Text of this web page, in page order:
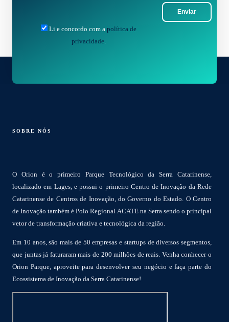
Enviar
Li e concordo com a política de
privacidade.
SOBRE NÓS
O Orion é o primeiro Parque Tecnológico da Serra Catarinense,
localizado em Lages, e possui o primeiro Centro de Inovação da Rede
Catarinense de Centros de Inovação, do Governo do Estado. O Centro
de Inovação também é Polo Regional ACATE na Serra sendo o principal
vetor de transformação criativa e tecnológica da região.
Em 10 anos, são mais de 50 empresas e startups de diversos segmentos,
que juntas já faturaram mais de 200 milhões de reais. Venha conhecer o
Orion Parque, aproveite para desenvolver seu negócio e faça parte do
Ecossistema de Inovação da Serra Catarinense!